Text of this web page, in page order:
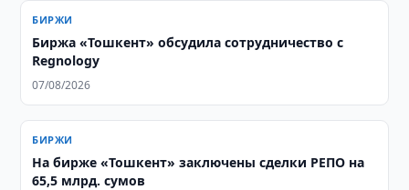
БИРЖИ
Биржа «Тошкент» обсудила сотрудничество с
Regnology
07/08/2026
БИРЖИ
На бирже «Тошкент» заключены сделки РЕПО на
65,5 млрд. сумов